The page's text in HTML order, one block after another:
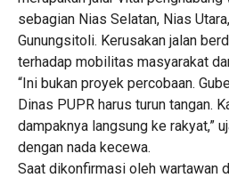
sebagian Nias Selatan, Nias
Gunungsitoli. Kerusakan jalan
terhadap mobilitas masyarakat
“Ini bukan proyek percobaan.
Dinas PUPR harus turun tangan.
dampaknya langsung ke rakyat,”
dengan nada kecewa.
Saat dikonfirmasi oleh wartawan